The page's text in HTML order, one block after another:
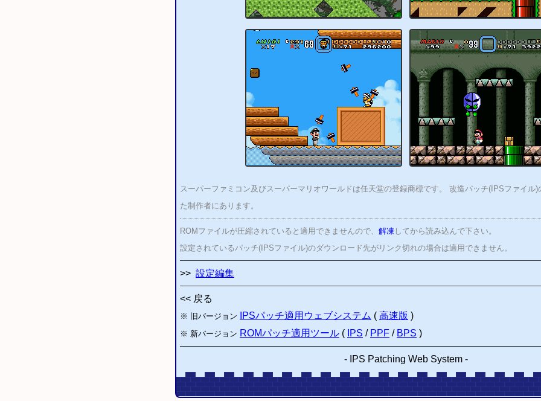
スーパーファミコン及びスーパーマリオワールドは任天堂の登録商標です。 改造パッチ(IPSファイル)
た制作者にあります。
ROMファイルが圧縮されていると適用できませんので、 解凍 してから読み込んで下さい。
設定されているパッチ(IPSファイル)のダウンロード先がリンク切れの場合は適用できません。
>> 設定編集
<< 戻る
※ 旧バージョン IPSパッチ適用ウェブシステム ( 高速版 )
※ 新バージョン ROMパッチ適用ツール ( IPS / PPF / BPS )
- IPS Patching Web System-